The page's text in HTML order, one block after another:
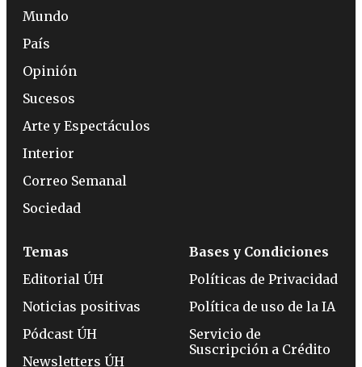
Mundo
País
Opinión
Sucesos
Arte y Espectáculos
Interior
Correo Semanal
Sociedad
Temas
Editorial ÚH
Noticias positivas
Pódcast ÚH
Newsletters ÚH
Bases y Condiciones
Políticas de Privacidad
Política de uso de la IA
Servicio de
Suscripción a Crédito